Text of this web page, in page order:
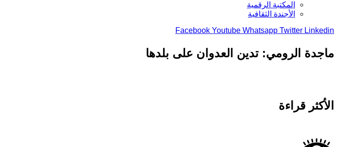
المكتبة الرقمية
الأجندة الثقافية
Facebook Youtube Whatsapp Twitter Linkedin
ماجدة الرومي: تدين العدوان على بلدها
الأكثر قراءة